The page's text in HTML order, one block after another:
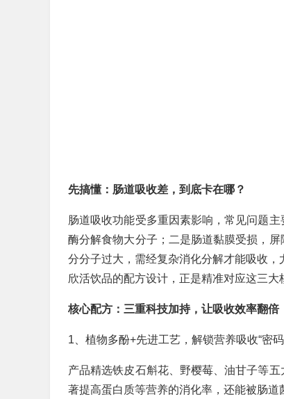
先搞懂：肠道吸收差，到底卡在哪？
肠道吸收功能受多重因素影响，常见问题
酶分解食物大分子；二是肠道黏膜受损，
分分子过大，需经复杂消化分解才能吸收
欣活饮品的配方设计，正是精准对应这三大
核心配方：三重科技加持，让吸收效率翻倍
1、植物多酚+先进工艺，解锁营养吸收“密码
产品精选铁皮石斛花、野樱莓、油甘子等
著提高蛋白质等营养的消化率，还能被肠